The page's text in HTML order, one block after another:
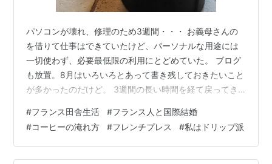
パソコンが壊れ、修理のため3週間・・・ お義母さんの
を借りて仕事はできていたけど、パーソナルな用途には
一切使わず、必要最低限の利用にとどめていた。 ブログ
も放置。8月はいろいろとあって書き残しておきたいこと
が多かったのだけど。 3週間の長い時間を経て戻ってき
良かった～～～。 さて、書き残しておきたいことはたく
さんあるのだけど、今日のフレンチプレスの衝撃が忘れ
られないので、その出来事を。 ・・・ 我が家はコーヒー
を淹れるのにフレンチプレスを使っている。 私はドリッ
#フランス田舎生活 #フランス人と国際結婚
#コーヒーの淹れ方 #フレンチプレス #私はドリップ派